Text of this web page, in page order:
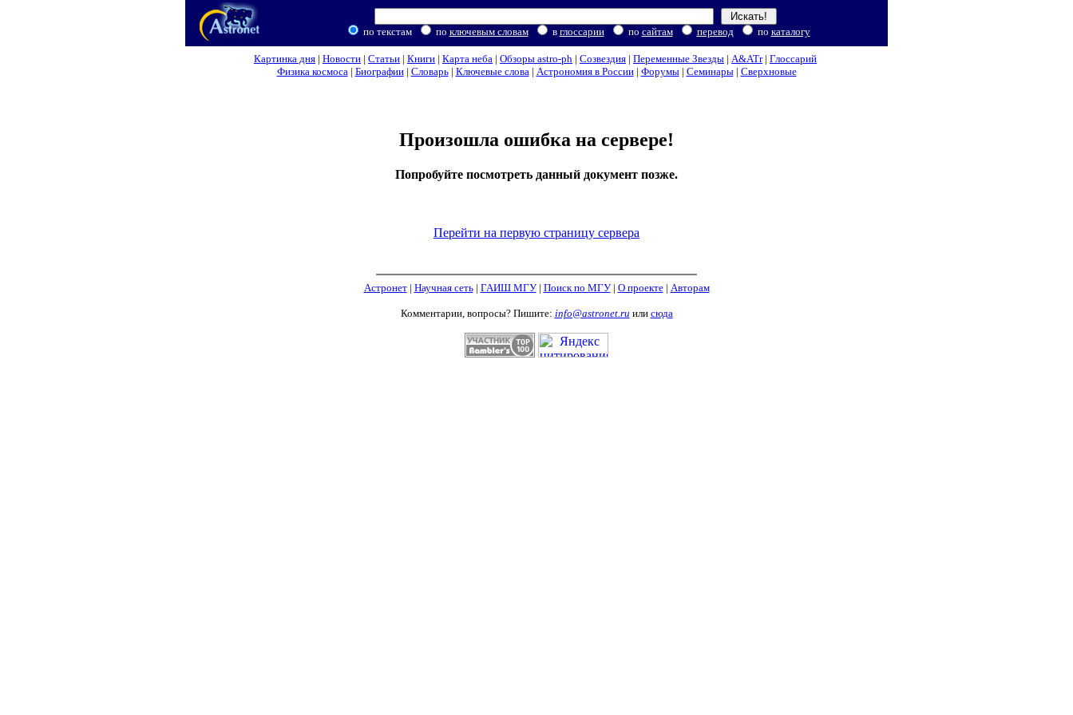
по текстам по ключевым словам в глоссарии по сайтам перевод по каталогу
Картинка дня | Новости | Статьи | Книги | Карта неба | Обзоры astro-ph | Созвездия | Переменные Звезды | A&ATr| Глоссарий
Физика космоса| Биографии| Словарь| Ключевые слова| Астрономия в России| Форумы| Семинары| Сверхновые
Произошла ошибка на сервере!
Попробуйте посмотреть данный документ позже.
Перейти на первую страницу сервера
Астронет| Научная сеть| ГАИШ МГУ| Поиск по МГУ| О проекте| Авторам
Комментарии, вопросы? Пишите: info@astronet.ru или сюда